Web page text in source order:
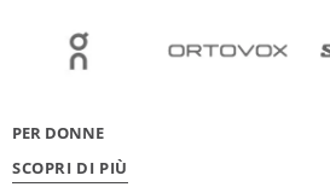
PER DONNE
SCOPRI DI PIÙ